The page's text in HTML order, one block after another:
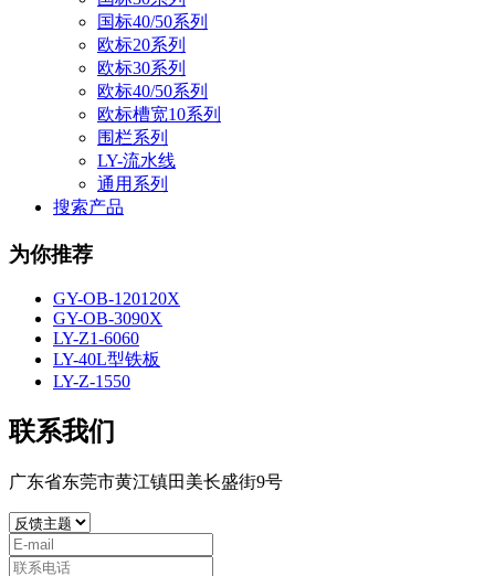
国标40/50系列
欧标20系列
欧标30系列
欧标40/50系列
欧标槽宽10系列
围栏系列
LY-流水线
通用系列
搜索产品
为你推荐
GY-OB-120120X
GY-OB-3090X
LY-Z1-6060
LY-40L型铁板
LY-Z-1550
联系我们
广东省东莞市黄江镇田美长盛街9号